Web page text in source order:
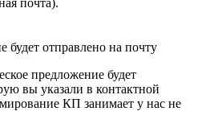
будет отправлено на почту
предложение будет
вы указали в контактной
КП занимает у нас не